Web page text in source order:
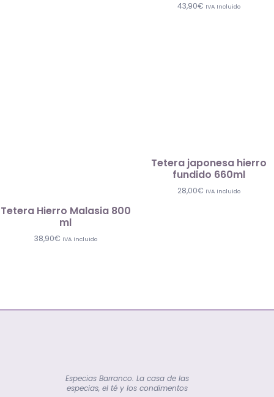
43,90€ IVA Incluido
Tetera Hierro Malasia 800
ml
38,90€ IVA Incluido
Tetera japonesa hierro
fundido 660ml
28,00€ IVA Incluido
Especias Barranco. La casa de las
especias, el té y los condimentos